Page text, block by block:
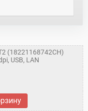
(18221168742CH)
USB, LAN